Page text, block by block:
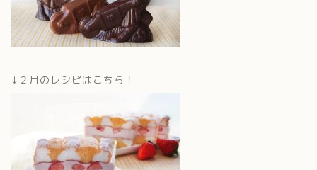
↓２月のレシピはこちら！